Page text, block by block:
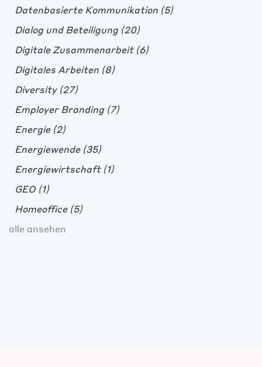
Datenbasierte Kommunikation (5)
Dialog und Beteiligung (20)
Digitale Zusammenarbeit (6)
Digitales Arbeiten (8)
Diversity (27)
Employer Branding (7)
Energie (2)
Energiewende (35)
Energiewirtschaft (1)
GEO (1)
Homeoffice (5)
alle ansehen